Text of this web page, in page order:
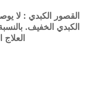
القصور الكبدي : لا
الكبدي الخفيف.
العلاج